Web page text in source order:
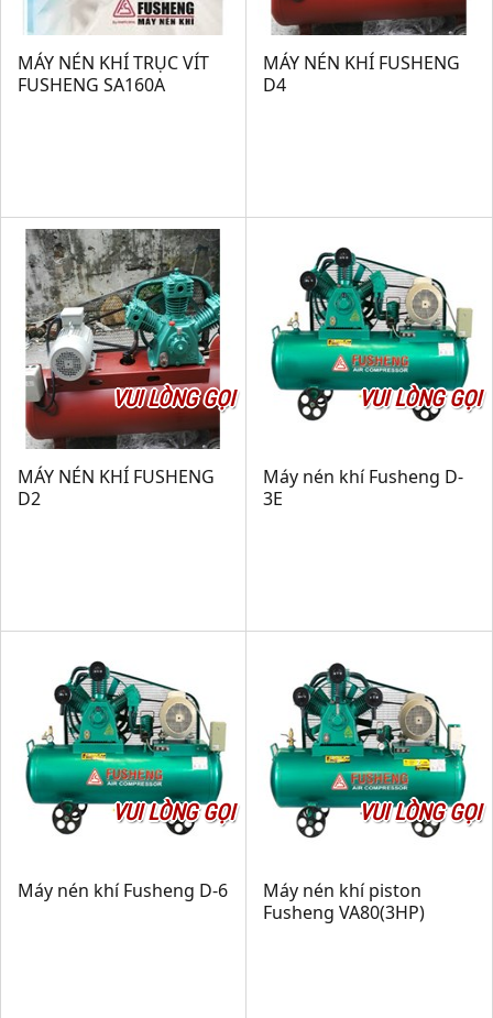
MÁY NÉN KHÍ TRỤC VÍT
FUSHENG SA160A
MÁY NÉN KHÍ FUSHENG
D4
VUI LÒNG GỌI
MÁY NÉN KHÍ FUSHENG
D2
VUI LÒNG GỌI
Máy nén khí Fusheng D-
3E
VUI LÒNG GỌI
Máy nén khí Fusheng D-6
VUI LÒNG GỌI
Máy nén khí piston
Fusheng VA80(3HP)